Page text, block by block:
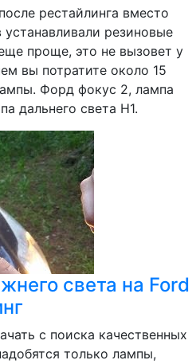
рестайлинга вместо
резиновые
проще, это не вызовет у
вы потратите около 15
Форд фокус 2, лампа
дальнего света Н1.
света на Ford
с поиска качественных
только лампы,